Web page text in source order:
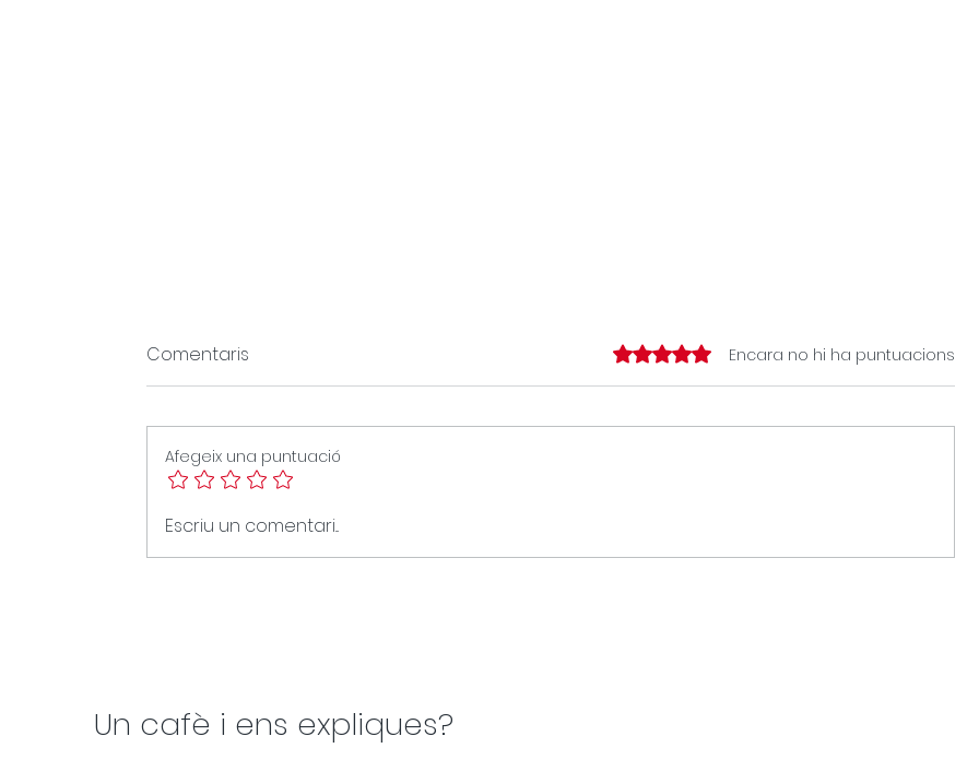
La marca no comunica:
governa
operatiu
Comentaris Puntuat amb 0 de 5 estrelles.
Encara no hi ha puntuacions
Afegeix una puntuació
Escriu un comentari...
Un cafè i ens expliques?